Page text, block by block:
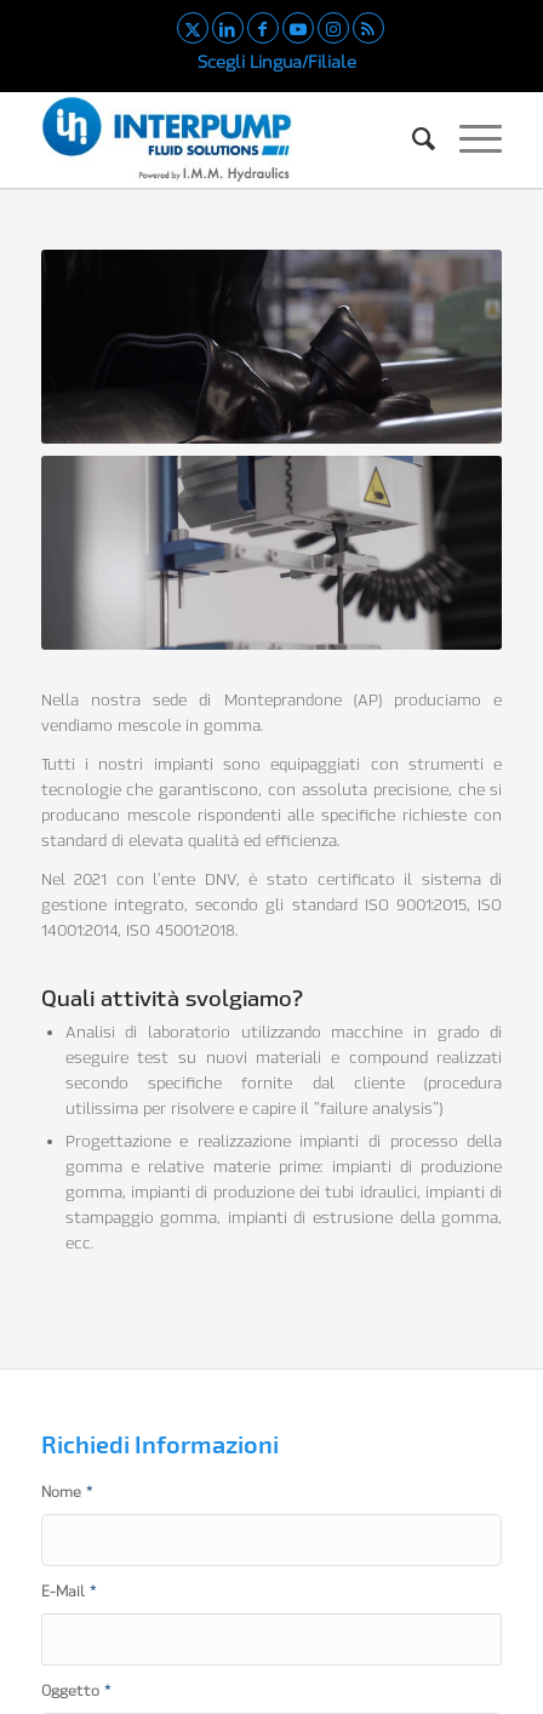
Scegli Lingua/Filiale
Nella nostra sede di Monteprandone (AP) produciamo e
vendiamo mescole in gomma.
Tutti i nostri impianti sono equipaggiati con strumenti e
tecnologie che garantiscono, con assoluta precisione, che si
producano mescole rispondenti alle specifiche richieste con
standard di elevata qualità ed efficienza.
Nel 2021 con l’ente DNV, è stato certificato il sistema di
gestione integrato, secondo gli standard ISO 9001:2015, ISO
14001:2014, ISO 45001:2018.
Quali attività svolgiamo?
Analisi di laboratorio utilizzando macchine in grado di
eseguire test su nuovi materiali e compound realizzati
secondo specifiche fornite dal cliente (procedura
utilissima per risolvere e capire il “failure analysis”)
Progettazione e realizzazione impianti di processo della
gomma e relative materie prime: impianti di produzione
gomma, impianti di produzione dei tubi idraulici, impianti di
stampaggio gomma, impianti di estrusione della gomma,
ecc.
Richiedi Informazioni
Nome *
E-Mail *
Oggetto *